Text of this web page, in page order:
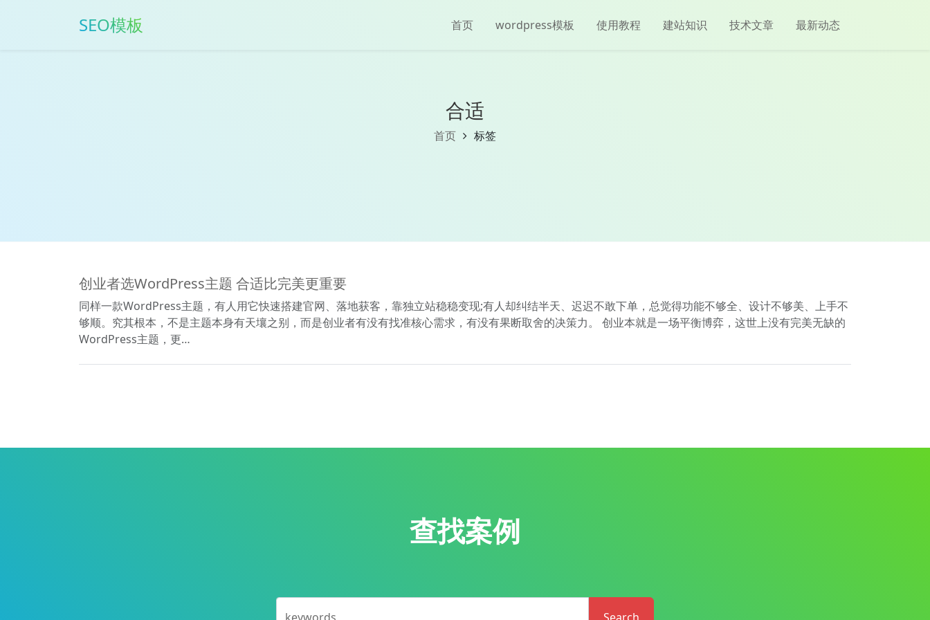
SEO模板 首页 wordpress模板 使用教程 建站知识 技术文章 最新动态
合适
首页 标签
创业者选WordPress主题 合适比完美更重要
同样一款WordPress主题，有人用它快速搭建官网、落地获客，靠独立站稳稳变现;有人却纠结半天、迟迟不敢下单，总觉得功能不够全、设计不够美、上手不
够顺。究其根本，不是主题本身有天壤之别，而是创业者有没有找准核心需求，有没有果断取舍的决策力。 创业本就是一场平衡博弈，这世上没有完美无缺的
WordPress主题，更…
查找案例